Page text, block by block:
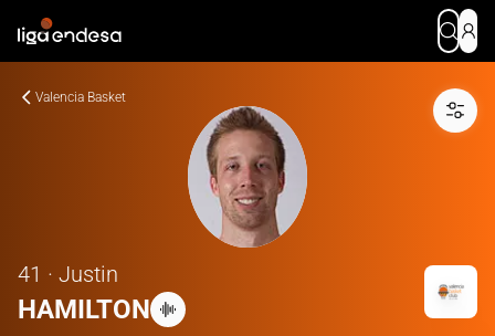
Valencia Basket
41 · Justin
HAMILTON